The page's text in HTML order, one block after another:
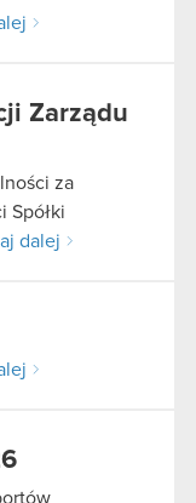
Zarządu
za
Spółki
dalej